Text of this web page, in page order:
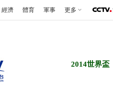
經濟 體育 軍事 更多
2014世界盃